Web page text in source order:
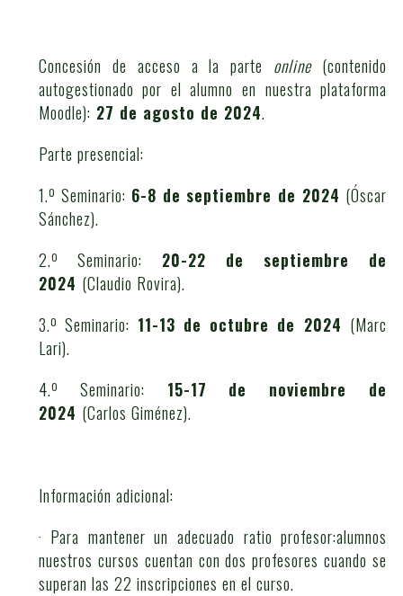
Concesión de acceso a la parte online(contenido
autogestionado por el alumno en nuestra plataforma
Moodle): 27 de agosto de 2024.
Parte presencial:
1.º Seminario: 6-8 de septiembre de 2024 (Óscar
Sánchez).
2.º Seminario: 20-22 de septiembre de
2024 (Claudio Rovira).
3.º Seminario: 11-13 de octubre de 2024 (Marc
Lari).
4.º Seminario: 15-17 de noviembre de
2024 (Carlos Giménez).
Información adicional:
· Para mantener un adecuado ratio profesor:alumnos
nuestros cursos cuentan con dos profesores cuando se
superan las 22 inscripciones en el curso.